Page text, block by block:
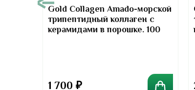
Gold Collagen Amado-морской
трипептидный коллаген с
керамидами в порошке. 100
1 700 ₽